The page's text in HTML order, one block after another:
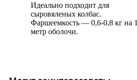
Идеально подходит для
сыровяленых колбас.
Фаршеемкость — 0,6-0,8 кг на 1
метр оболочи.